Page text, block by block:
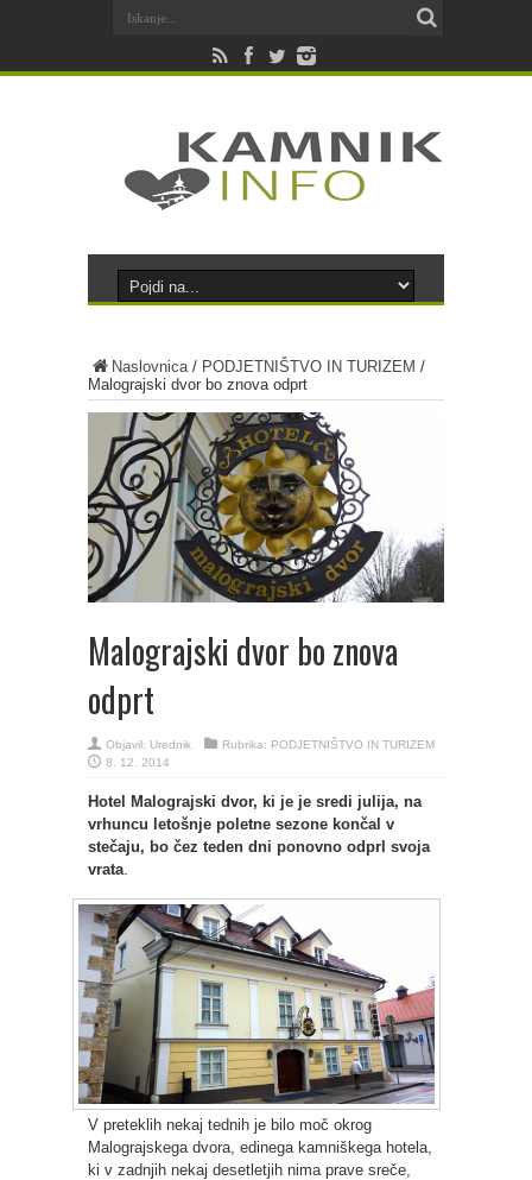
Naslovnica/ PODJETNIŠTVO IN TURIZEM /
Malograjski dvor bo znova odprt
Malograjski dvor bo znova
odprt
Objavil: Urednik Rubrika: PODJETNIŠTVO IN TURIZEM
8. 12. 2014
Hotel Malograjski dvor, ki je je sredi julija, na
vrhuncu letošnje poletne sezone končal v
stečaju, bo čez teden dni ponovno odprl svoja
vrata
V preteklih nekaj tednih je bilo moč okrog
Malograjskega dvora, edinega kamniškega hotela,
ki v zadnjih nekaj desetletjih nima prave sreče,